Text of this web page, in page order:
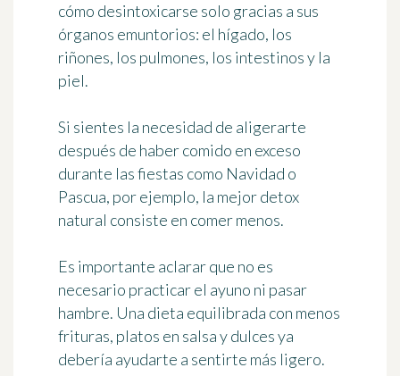
cómo desintoxicarse solo gracias a sus
órganos emuntorios: el hígado, los
riñones, los pulmones, los intestinos y la
piel.
Si sientes la necesidad de aligerarte
después de haber comido en exceso
durante las fiestas como Navidad o
Pascua, por ejemplo, la mejor detox
natural consiste en comer menos.
Es importante aclarar que no es
necesario practicar el ayuno ni pasar
hambre. Una dieta equilibrada con menos
frituras, platos en salsa y dulces ya
debería ayudarte a sentirte más ligero.